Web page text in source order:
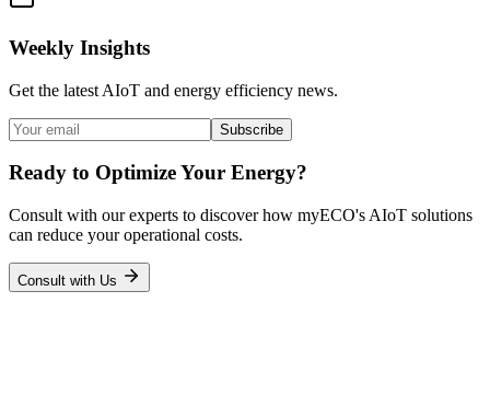
Weekly Insights
Get the latest AIoT and energy efficiency news.
Subscribe
Ready to Optimize Your Energy?
Consult with our experts to discover how myECO's AIoT solutions
can reduce your operational costs.
Consult with Us